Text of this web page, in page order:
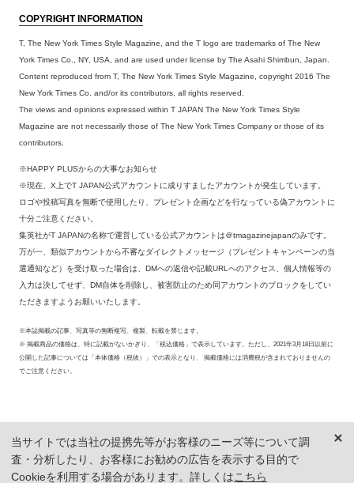
COPYRIGHT INFORMATION
T, The New York Times Style Magazine, and the T logo are trademarks of The New
York Times Co., NY, USA, and are used under license by The Asahi Shimbun, Japan.
Content reproduced from T, The New York Times Style Magazine, copyright 2016 The
New York Times Co. and/or its contributors, all rights reserved.
The views and opinions expressed within T JAPAN The New York Times Style
Magazine are not necessarily those of The New York Times Company or those of its
contributors.
※HAPPY PLUSからの大事なお知らせ
※現在、X上でT JAPAN公式アカウントに成りすましたアカウントが発生しています。
ロゴや投稿写真を無断で使用したり、プレゼント企画などを行なっている偽アカウントに
十分ご注意ください。
集英社がT JAPANの名称で運営している公式アカウントは＠tmagazinejapanのみです。
万が一、類似アカウントから不審なダイレクトメッセージ（プレゼントキャンペーンの当
選通知など）を受け取った場合は、DMへの返信や記載URLへのアクセス、個人情報等の
入力は決してせず、DM自体を削除し、被害防止のため同アカウントのブロックをしてい
ただきますようお願いいたします。
※本誌掲載の記事、写真等の無断複写、複製、転載を禁じます。
※ 掲載商品の価格は、特に記載がないかぎり、「税込価格」で表示しています。ただし、2021年3月18日以前に
公開した記事については「本体価格（税抜）」での表示となり、 掲載価格には消費税が含まれておりませんの
でご注意ください。
当サイトでは当社の提携先等がお客様のニーズ等について調
査・分析したり、お客様にお勧めの広告を表示する目的で
Cookieを利用する場合があります。詳しくはこちら